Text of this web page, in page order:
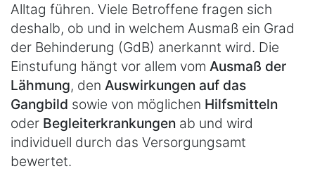
Alltag führen. Viele Betroffene fragen sich
deshalb, ob und in welchem Ausmaß ein Grad
der Behinderung (GdB) anerkannt wird. Die
Einstufung hängt vor allem vom Ausmaß der
Lähmung, den Auswirkungen auf das
Gangbild sowie von möglichen Hilfsmitteln
oder Begleiterkrankungen ab und wird
individuell durch das Versorgungsamt
bewertet.